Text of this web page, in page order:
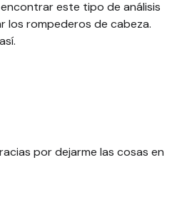
este tipo de análisis
los rompederos de cabeza.
por dejarme las cosas en